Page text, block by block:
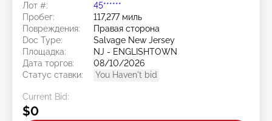
Лот #:
45******
Пробег:
117,277 миль
Повреждения:
Правая сторона
Doc Type:
Salvage New Jersey
Площадка:
NJ - ENGLISHTOWN
Дата торгов:
08/10/2026
Статус ставки:
You Haven't bid
Current Bid:
$0